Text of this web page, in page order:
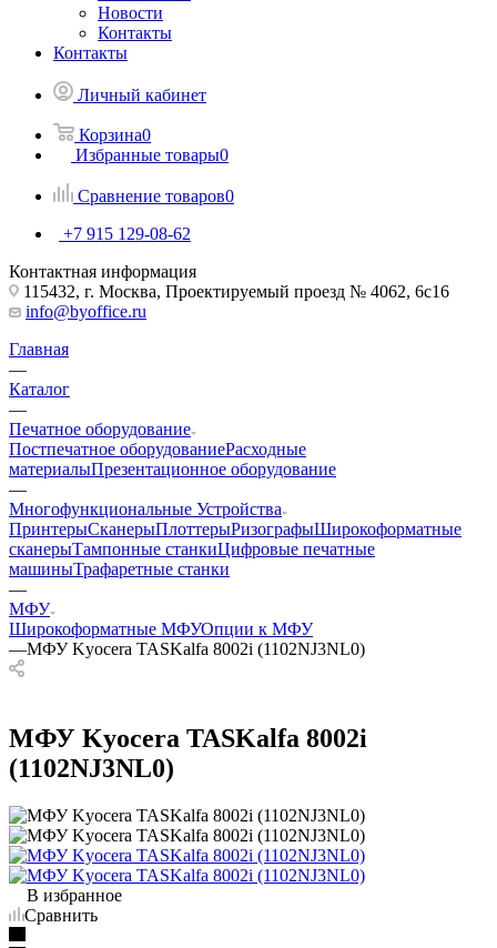
Новости
Контакты
Контакты
Личный кабинет
Корзина0
Избранные товары0
Сравнение товаров0
+7 915 129-08-62
Контактная информация
115432, г. Москва, Проектируемый проезд № 4062, 6с16
info@byoffice.ru
Главная
—
Каталог
—
Печатное оборудование
Постпечатное оборудованиеРасходные
материалыПрезентационное оборудование
—
Многофункциональные Устройства
ПринтерыСканерыПлоттерыРизографыШирокоформатные
сканерыТампонные станкиЦифровые печатные
машиныТрафаретные станки
—
МФУ
Широкоформатные МФУОпции к МФУ
—МФУ Kyocera TASKalfa 8002i (1102NJ3NL0)
МФУ Kyocera TASKalfa 8002i
(1102NJ3NL0)
В избранное
Сравнить